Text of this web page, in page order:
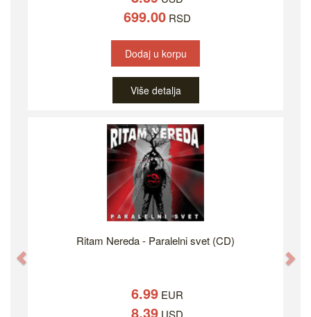
699.00 RSD
Dodaj u korpu
Više detalja
Ritam Nereda - Paralelni svet (CD)
6.99 EUR
8.39